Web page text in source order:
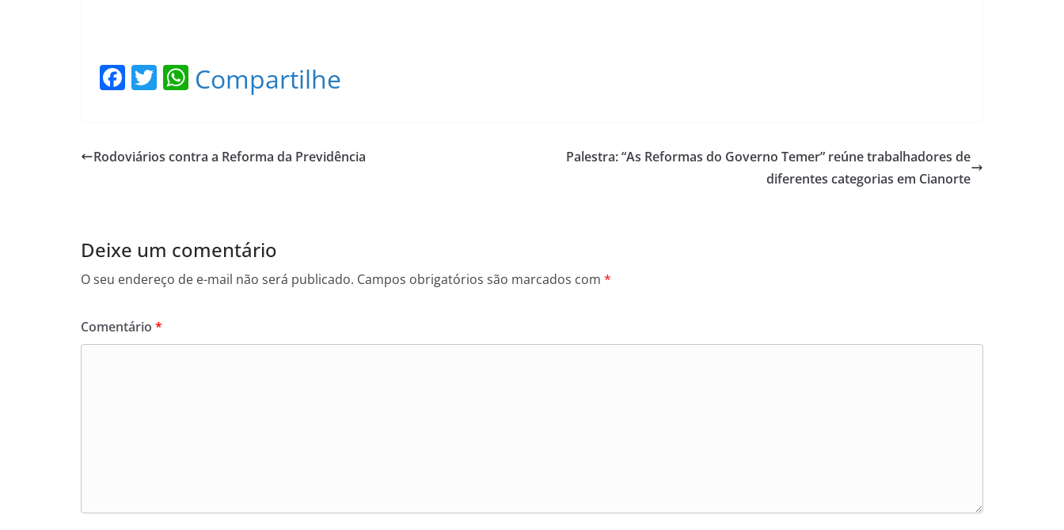
F
e
k
T
er
W
s
Compartilhe
Rodoviários contra a Reforma da Previdência
Palestra: “As Reformas do Governo Temer” reúne trabalhadores de
diferentes categorias em Cianorte
Deixe um comentário
O seu endereço de e-mail não será publicado. Campos obrigatórios são marcados com *
Comentário *